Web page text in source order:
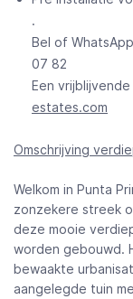
.
Bel of
07 82
Een
estates.com
Omschrijving
Welkom in Punta
zonzekere streek
deze mooie
worden gebouwd.
bewaakte
aangelegde tuin